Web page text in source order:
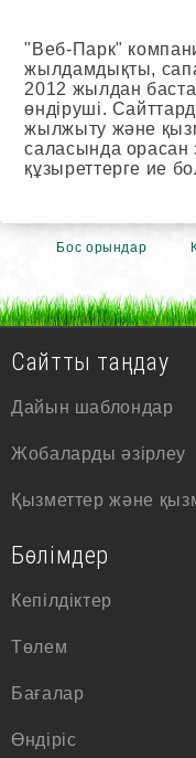
"Веб-Парк"
жылдамдықты,
2012 жылдан
өндіруші.
жылжыту және
саласында орасан
құзыреттерге ие
Бос орындар
Сайтты таңдау
Дайын шаблондар
Жобаларды әзірлеу
Қызметтер және
Бөлімдер
Кепілдіктер
Төлем
Бағалар
Өндіріс